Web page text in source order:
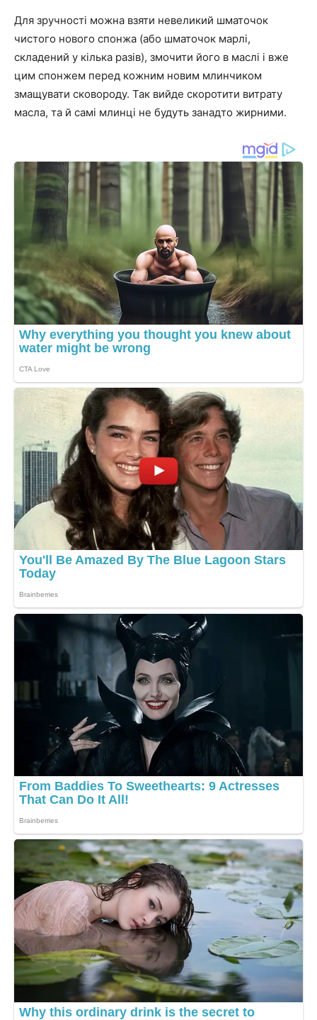
Для зручності можна взяти невеликий шматочок
чистого нового спонжа (або шматочок марлі,
складений у кілька разів), змочити його в маслі і вже
цим спонжем перед кожним новим млинчиком
змащувати сковороду. Так вийде скоротити витрату
масла, та й самі млинці не будуть занадто жирними.